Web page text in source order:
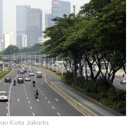
Kota Jakarta